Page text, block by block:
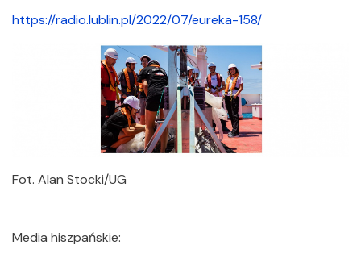
https://radio.lublin.pl/2022/07/eureka-158/
Fot. Alan Stocki/UG
Media hiszpańskie: